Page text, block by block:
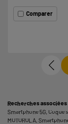
Comparer
Recherches associées
Smartphone 5G, Coque
MOTOROLA,